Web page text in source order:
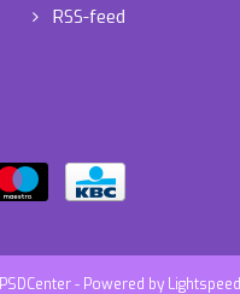
RSS-feed
PSDCenter- Powered by Lightspeed